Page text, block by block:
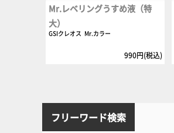
Mr.レベリングうすめ液（特
大）
GSIクレオス Mr.カラー
990円(税込)
フリーワード検索